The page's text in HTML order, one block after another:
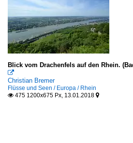
Blick vom Drachenfels auf den Rhein.

Christian Bremer
Flüsse und Seen / Europa / Rhein
 475 1200x675 Px, 13.01.2018 